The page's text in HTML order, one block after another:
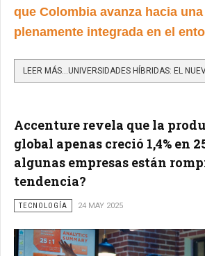
que Colombia avanza hacia
plenamente integrada en el
Accenture revela que la
global apenas creció 1,4% en
algunas empresas están
tendencia?
TECNOLOGÍA 24 MAY 2025